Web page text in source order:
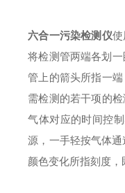
六合一污染检测仪使
将检测管两端各划一
管上的箭头所指一
需检测的若干项的
气体对应的时间控
源，一手轻按气体
颜色变化所指刻度，